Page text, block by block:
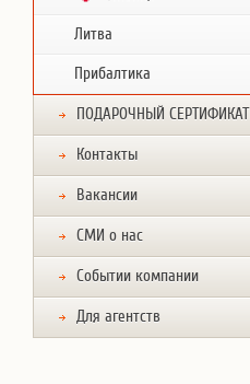
Литва
Прибалтика
ПОДАРОЧНЫЙ СЕРТИФИКАТ
Контакты
Вакансии
СМИ о нас
Событии компании
Для агентств